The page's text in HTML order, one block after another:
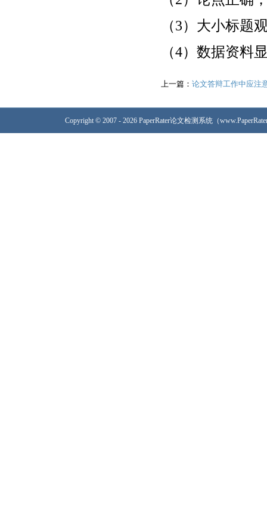
（3）大小标题
（4）数据资料
上一篇： 论文答辩工作中应注
Copyright © 2007 - 2026 PaperRater论文检测系统（